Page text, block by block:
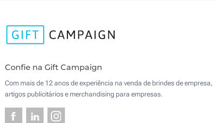
Confie na Gift Campaign
Com mais de 12 anos de experiência na venda de brindes de empresa,
artigos publicitários e merchandising para empresas.